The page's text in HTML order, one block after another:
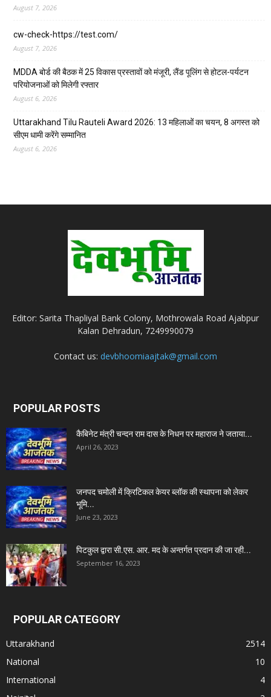
August 7, 2026
cw-check-https://test.com/
August 7, 2026
MDDA बोर्ड की बैठक में 25 विकास प्रस्तावों को मंजूरी, लैंड पूलिंग से होटल-पर्यटन
परियोजनाओं को मिलेगी रफ्तार
August 6, 2026
Uttarakhand Tilu Rauteli Award 2026: 13 महिलाओं का चयन, 8 अगस्त को
सीएम धामी करेंगे सम्मानित
August 6, 2026
Editor: Sarita Thapliyal Bank Colony, Mothrowala Road Ajabpur
Kalan Dehradun, 7249990079
Contact us: devbhoomiaajtak@gmail.com
POPULAR POSTS
कैबिनेट मंत्री चन्दन राम दास के निधन पर महाराज ने जताया...
April 26, 2023
जनपद चमोली में क्रिटिकल केयर ब्लॉक की स्थापना को लेकर
भूमि...
June 23, 2023
पिटकुल द्वारा सी.एस. आर. मद के अन्तर्गत प्रदान की जा रही...
September 16, 2023
POPULAR CATEGORY
Uttarakhand
2514
National
10
International
4